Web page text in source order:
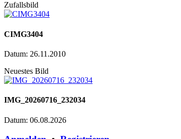
Zufallsbild
CIMG3404
Datum: 26.11.2010
Neuestes Bild
IMG_20260716_232034
Datum: 06.08.2026